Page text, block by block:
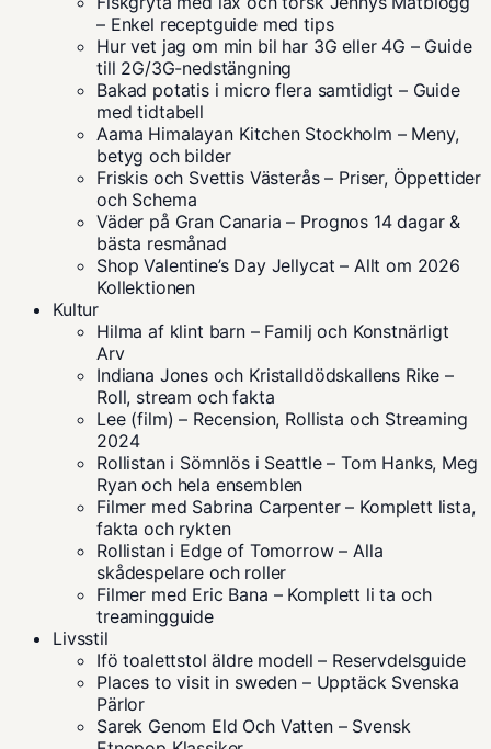
– Enkel receptguide med tips
Hur vet jag om min bil har 3G eller 4G – Guide
till 2G/3G-nedstängning
Bakad potatis i micro flera samtidigt – Guide
med tidtabell
Aama Himalayan Kitchen Stockholm – Meny,
betyg och bilder
Friskis och Svettis Västerås – Priser, Öppettider
och Schema
Väder på Gran Canaria – Prognos 14 dagar &
bästa resmånad
Shop Valentine’s Day Jellycat – Allt om 2026
Kollektionen
Kultur
Hilma af klint barn – Familj och Konstnärligt
Arv
Indiana Jones och Kristalldödskallens Rike –
Roll, stream och fakta
Lee (film) – Recension, Rollista och Streaming
2024
Rollistan i Sömnlös i Seattle – Tom Hanks, Meg
Ryan och hela ensemblen
Filmer med Sabrina Carpenter – Komplett lista,
fakta och rykten
Rollistan i Edge of Tomorrow – Alla
skådespelare och roller
Filmer med Eric Bana – Komplett li ta och
treamingguide
Livsstil
Ifö toalettstol äldre modell – Reservdelsguide
Places to visit in sweden – Upptäck Svenska
Pärlor
Sarek Genom Eld Och Vatten – Svensk